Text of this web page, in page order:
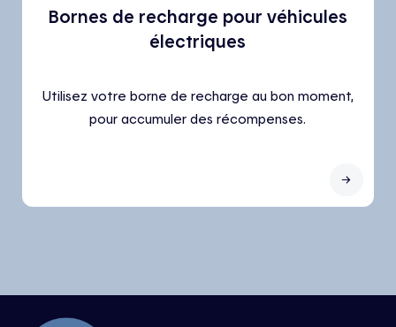
Bornes de recharge pour véhicules
électriques
Utilisez votre borne de recharge au bon moment,
pour accumuler des récompenses.